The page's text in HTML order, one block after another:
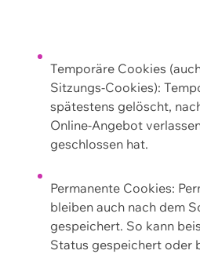
Temporäre Cookies
Sitzungs-Cookies):
spätestens gelöscht,
Online-Angebot
geschlossen hat.
Permanente Cookies:
bleiben auch nach dem
gespeichert. So kann
Status gespeichert oder